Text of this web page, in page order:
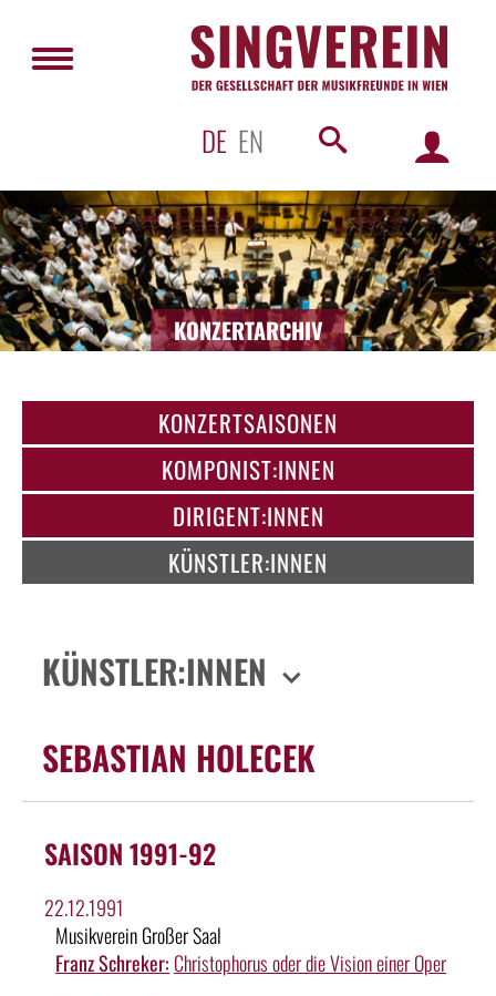
DE EN
KONZERTARCHIV
KONZERTSAISONEN
KOMPONIST:INNEN
DIRIGENT:INNEN
KÜNSTLER:INNEN
KÜNSTLER:INNEN
SEBASTIAN HOLECEK
SAISON 1991-92
22.12.1991
Musikverein Großer Saal
Franz Schreker: Christophorus oder die Vision einer Oper